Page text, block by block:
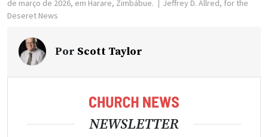
de março de 2026, em Harare, Zimbábue.
Jeffrey D. Allred, for the
Deseret News
Por Scott Taylor
NEWSLETTER